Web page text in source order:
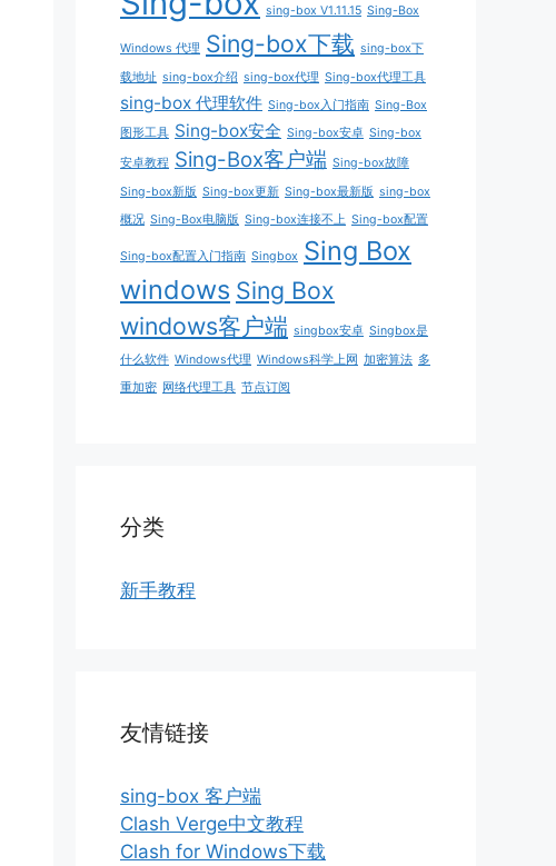
sing-box V1.11.15 Sing-Box
Windows 代理 Sing-box下载 sing-box下
载地址 sing-box介绍 sing-box代理 Sing-box代理工具
sing-box 代理软件 Sing-box入门指南 Sing-Box
图形工具 Sing-box安全 Sing-box安卓 Sing-box
安卓教程 Sing-Box客户端 Sing-box故障
Sing-box新版 Sing-box更新 Sing-box最新版 sing-box
概况 Sing-Box电脑版 Sing-box连接不上 Sing-box配置
Sing-box配置入门指南 Singbox Sing Box
windows Sing Box
windows客户端 singbox安卓 Singbox是
什么软件 Windows代理 Windows科学上网 加密算法 多
重加密 网络代理工具 节点订阅
分类
新手教程
友情链接
sing-box 客户端
Clash Verge中文教程
Clash for Windows下载